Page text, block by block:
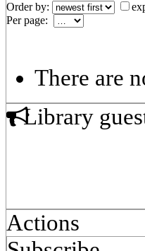
Order by:
Per page:
There are
Library
Actions